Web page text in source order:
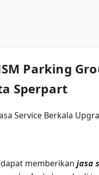
Parking
Sperpart
memberikan jasa